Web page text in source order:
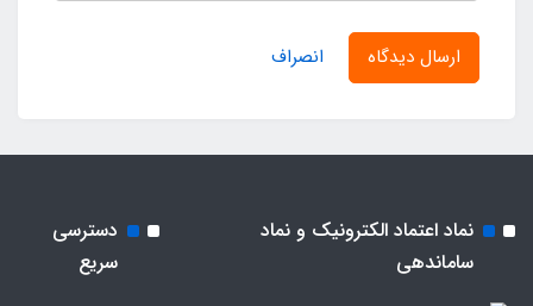
ارسال دیدگاه انصراف
نماد اعتماد الکترونیک و نماد
ساماندهی
دسترسی
سریع